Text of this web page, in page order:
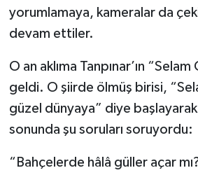
yorumlamaya, kameralar da
devam ettiler.
O an aklıma Tanpınar’ın
geldi. O şiirde ölmüş birisi,
güzel dünyaya” diye
sonunda şu soruları soruyordu:
“Bahçelerde hâlâ güller açar